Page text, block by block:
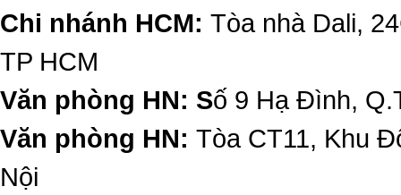
Chi nhánh HCM: Tòa nhà Dali,
TP HCM
Văn phòng HN: Số 9 Hạ Đình,
Văn phòng HN: Tòa CT11, Khu
Nội